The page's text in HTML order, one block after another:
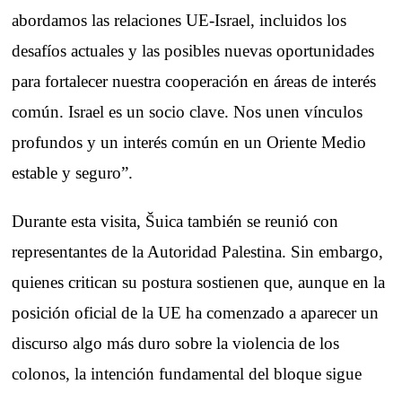
abordamos las relaciones UE-Israel, incluidos los
desafíos actuales y las posibles nuevas oportunidades
para fortalecer nuestra cooperación en áreas de interés
común. Israel es un socio clave. Nos unen vínculos
profundos y un interés común en un Oriente Medio
estable y seguro”.
Durante esta visita, Šuica también se reunió con
representantes de la Autoridad Palestina. Sin embargo,
quienes critican su postura sostienen que, aunque en la
posición oficial de la UE ha comenzado a aparecer un
discurso algo más duro sobre la violencia de los
colonos, la intención fundamental del bloque sigue